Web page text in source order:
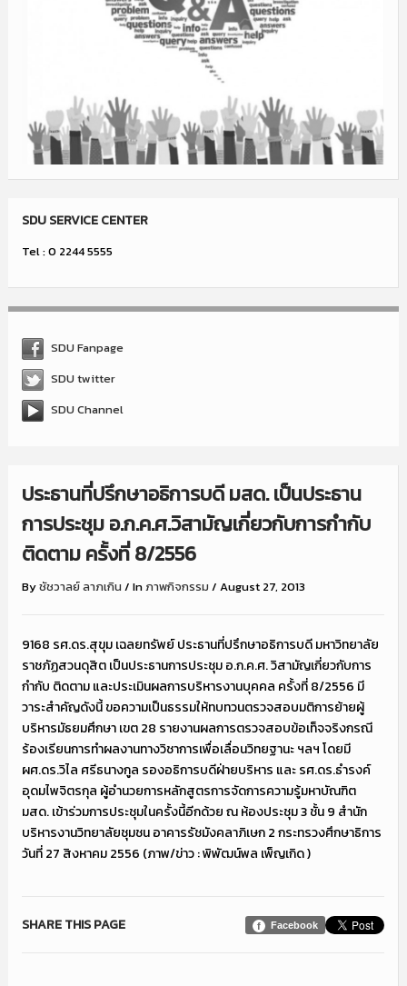
SDU SERVICE CENTER
Tel : 0 2244 5555
SDU Fanpage
SDU twitter
SDU Channel
ประธานที่ปรึกษาอธิการบดี มสด. เป็นประธาน
การประชุม อ.ก.ค.ศ.วิสามัญเกี่ยวกับการกำกับ
ติดตาม ครั้งที่ 8/2556
Byชัชวาลย์ ลาภเกิน / Inภาพกิจกรรม / August 27, 2013
9168 รศ.ดร.สุขุม เฉลยทรัพย์ ประธานที่ปรึกษาอธิการบดี มหาวิทยาลัย
ราชภัฏสวนดุสิต เป็นประธานการประชุม อ.ก.ค.ศ. วิสามัญเกี่ยวกับการ
กำกับ ติดตาม และประเมินผลการบริหารงานบุคคล ครั้งที่ 8/2556 มี
วาระสำคัญดังนี้ ขอความเป็นธรรมให้ทบทวนตรวจสอบมติการย้ายผู้
บริหารมัธยมศึกษา เขต 28 รายงานผลการตรวจสอบข้อเท็จจริงกรณี
ร้องเรียนการทำผลงานทางวิชาการเพื่อเลื่อนวิทยฐานะ ฯลฯ โดยมี
ผศ.ดร.วิไล ศรีธนางกูล รองอธิการบดีฝ่ายบริหาร และ รศ.ดร.ธำรงค์
อุดมไพจิตรกุล ผู้อำนวยการหลักสูตรการจัดการความรู้มหาบัณฑิต
มสด. เข้าร่วมการประชุมในครั้งนี้อีกด้วย ณ ห้องประชุม 3 ชั้น 9 สำนัก
บริหารงานวิทยาลัยชุมชน อาคารรัชมังคลาภิเษก 2 กระทรวงศึกษาธิการ
วันที่ 27 สิงหาคม 2556 (ภาพ/ข่าว : พิพัฒน์พล เพ็ญเกิด )
Facebook
SHARE THIS PAGE